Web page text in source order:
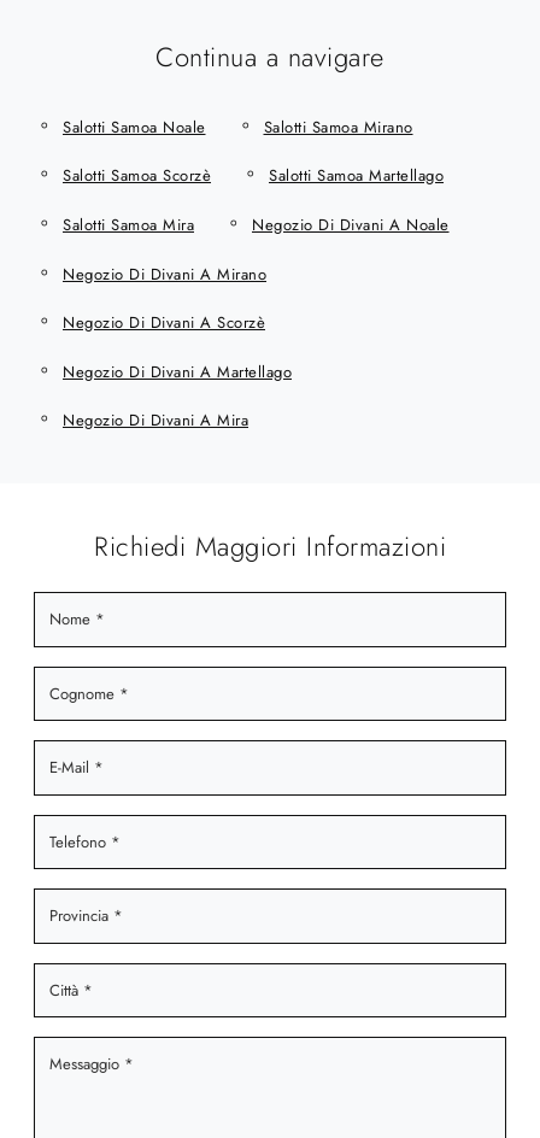
Continua a navigare
Salotti Samoa Noale Salotti Samoa Mirano
Salotti Samoa Scorzè Salotti Samoa Martellago
Salotti Samoa Mira Negozio Di Divani A Noale
Negozio Di Divani A Mirano
Negozio Di Divani A Scorzè
Negozio Di Divani A Martellago
Negozio Di Divani A Mira
Richiedi Maggiori Informazioni